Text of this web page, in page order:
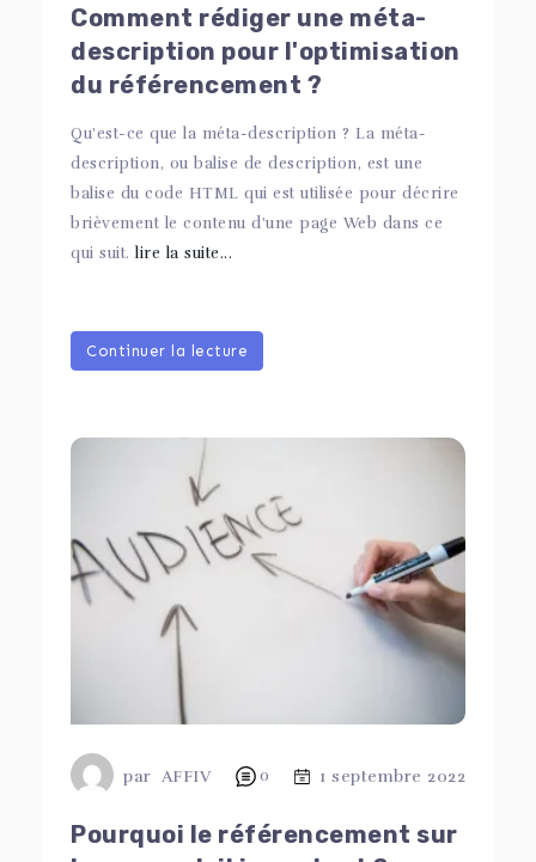
Comment rédiger une méta-
description pour l'optimisation
du référencement ?
Qu'est-ce que la méta-description ? La méta-
description, ou balise de description, est une
balise du code HTML qui est utilisée pour décrire
brièvement le contenu d'une page Web dans ce
qui suit. lire la suite...
Continuer la lecture
par AFFIV 0 1 septembre 2022
Pourquoi le référencement sur